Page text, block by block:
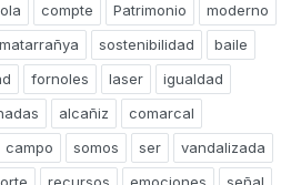
compte Patrimonio
moderno
matarrañya sostenibilidad
baile
fornoles laser
igualdad
alcañiz
comarcal
campo somos ser
vandalizada